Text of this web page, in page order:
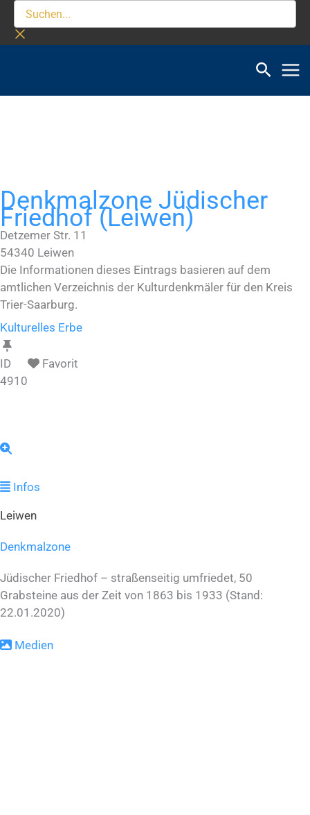
Inhalt
springen
Denkmalzone Jüdischer
Friedhof (Leiwen)
Detzemer Str. 11
54340 Leiwen
Die Informationen dieses Eintrags basieren auf dem
amtlichen Verzeichnis der Kulturdenkmäler für den Kreis
Trier-Saarburg.
Kulturelles Erbe
ID
4910
Favorit
Infos
Leiwen
Denkmalzone
Jüdischer Friedhof – straßenseitig umfriedet, 50
Grabsteine aus der Zeit von 1863 bis 1933 (Stand:
22.01.2020)
Medien